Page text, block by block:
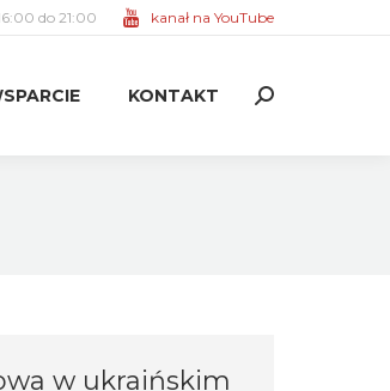
do 21:00 kanał na YouTube
KONTAKT Search:
w ukraińskim